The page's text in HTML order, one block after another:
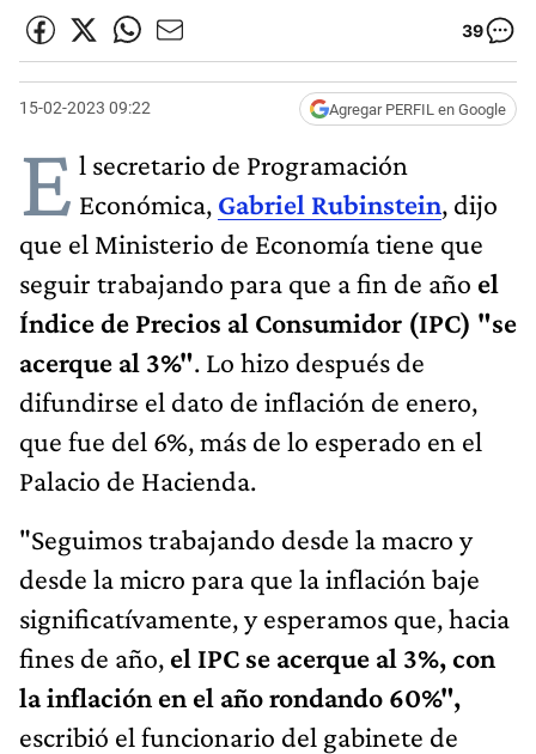
39
15-02-2023 09:22 Agregar PERFIL en Google
E l secretario de Programación
Económica, Gabriel Rubinstein, dijo
que el Ministerio de Economía tiene que
seguir trabajando para que a fin de año el
Índice de Precios al Consumidor (IPC) "se
acerque al 3%". Lo hizo después de
difundirse el dato de inflación de enero,
que fue del 6%, más de lo esperado en el
Palacio de Hacienda.
"Seguimos trabajando desde la macro y
desde la micro para que la inflación baje
significatívamente, y esperamos que, hacia
fines de año, el IPC se acerque al 3%, con
la inflación en el año rondando 60%",
escribió el funcionario del gabinete de